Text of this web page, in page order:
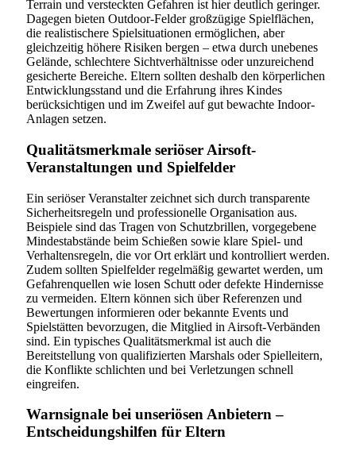
Terrain und versteckten Gefahren ist hier deutlich geringer.
Dagegen bieten Outdoor-Felder großzügige Spielflächen,
die realistischere Spielsituationen ermöglichen, aber
gleichzeitig höhere Risiken bergen – etwa durch unebenes
Gelände, schlechtere Sichtverhältnisse oder unzureichend
gesicherte Bereiche. Eltern sollten deshalb den körperlichen
Entwicklungsstand und die Erfahrung ihres Kindes
berücksichtigen und im Zweifel auf gut bewachte Indoor-
Anlagen setzen.
Qualitätsmerkmale seriöser Airsoft-
Veranstaltungen und Spielfelder
Ein seriöser Veranstalter zeichnet sich durch transparente
Sicherheitsregeln und professionelle Organisation aus.
Beispiele sind das Tragen von Schutzbrillen, vorgegebene
Mindestabstände beim Schießen sowie klare Spiel- und
Verhaltensregeln, die vor Ort erklärt und kontrolliert werden.
Zudem sollten Spielfelder regelmäßig gewartet werden, um
Gefahrenquellen wie losen Schutt oder defekte Hindernisse
zu vermeiden. Eltern können sich über Referenzen und
Bewertungen informieren oder bekannte Events und
Spielstätten bevorzugen, die Mitglied in Airsoft-Verbänden
sind. Ein typisches Qualitätsmerkmal ist auch die
Bereitstellung von qualifizierten Marshals oder Spielleitern,
die Konflikte schlichten und bei Verletzungen schnell
eingreifen.
Warnsignale bei unseriösen Anbietern –
Entscheidungshilfen für Eltern